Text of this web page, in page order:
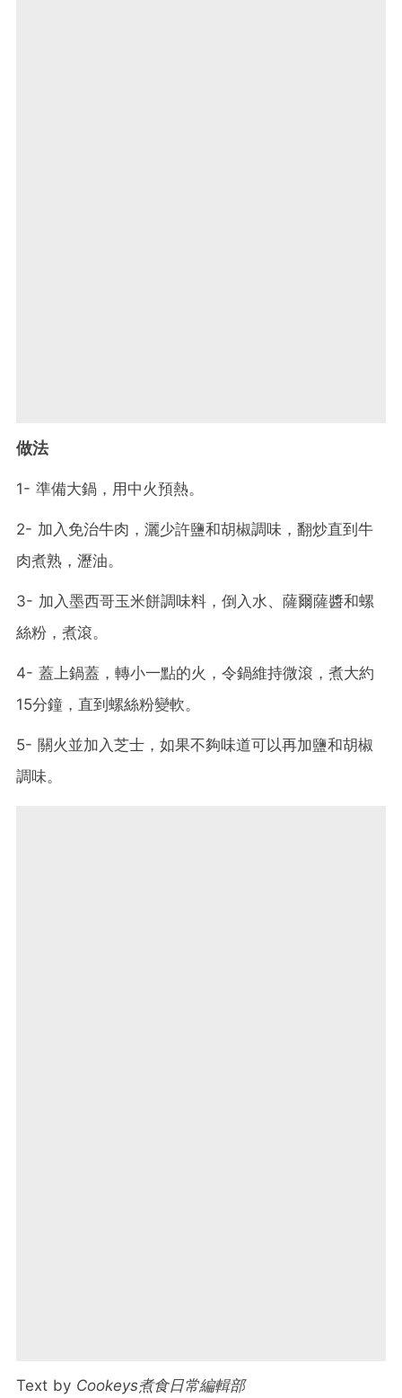
做法
1- 準備大鍋，用中火預熱。
2- 加入免治牛肉，灑少許鹽和胡椒調味，翻炒直到牛
肉煮熟，瀝油。
3- 加入墨西哥玉米餅調味料，倒入水、薩爾薩醬和螺
絲粉，煮滾。
4- 蓋上鍋蓋，轉小一點的火，令鍋維持微滾，煮大約
15分鐘，直到螺絲粉變軟。
5- 關火並加入芝士，如果不夠味道可以再加鹽和胡椒
調味。
Text by Cookeys煮食日常編輯部